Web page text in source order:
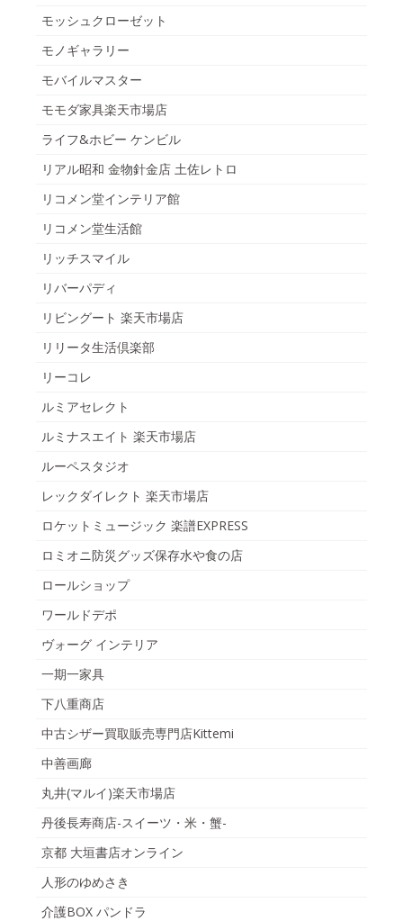
モッシュクローゼット
モノギャラリー
モバイルマスター
モモダ家具楽天市場店
ライフ&ホビー ケンビル
リアル昭和 金物針金店 土佐レトロ
リコメン堂インテリア館
リコメン堂生活館
リッチスマイル
リバーパディ
リビングート 楽天市場店
リリータ生活倶楽部
リーコレ
ルミアセレクト
ルミナスエイト 楽天市場店
ルーペスタジオ
レックダイレクト 楽天市場店
ロケットミュージック 楽譜EXPRESS
ロミオニ防災グッズ保存水や食の店
ロールショップ
ワールドデポ
ヴォーグ インテリア
一期一家具
下八重商店
中古シザー買取販売専門店Kittemi
中善画廊
丸井(マルイ)楽天市場店
丹後長寿商店-スイーツ・米・蟹-
京都 大垣書店オンライン
人形のゆめさき
介護BOX パンドラ